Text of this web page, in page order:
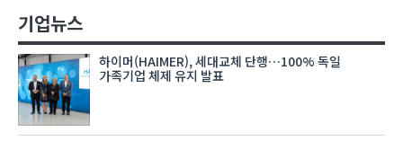
기업뉴스
하이머(HAIMER), 세대교체 단행…100% 독일
가족기업 체제 유지 발표